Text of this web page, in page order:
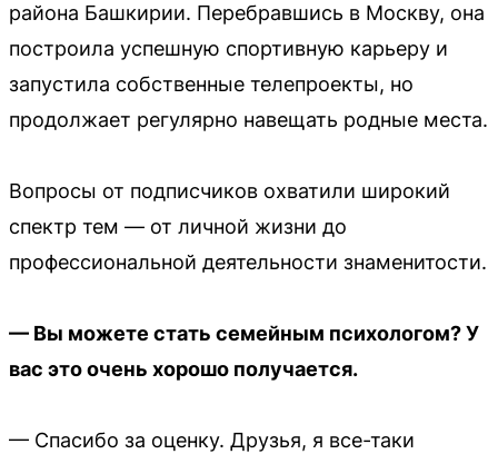
района Башкирии. Перебравшись в Москву, она
построила успешную спортивную карьеру и
запустила собственные телепроекты, но
продолжает регулярно навещать родные места.
Вопросы от подписчиков охватили широкий
спектр тем — от личной жизни до
профессиональной деятельности знаменитости.
— Вы можете стать семейным психологом? У
вас это очень хорошо получается.
— Спасибо за оценку. Друзья, я все-таки